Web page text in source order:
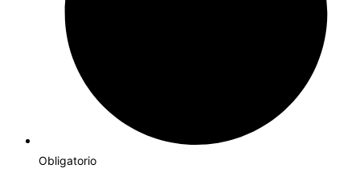
Obligatorio